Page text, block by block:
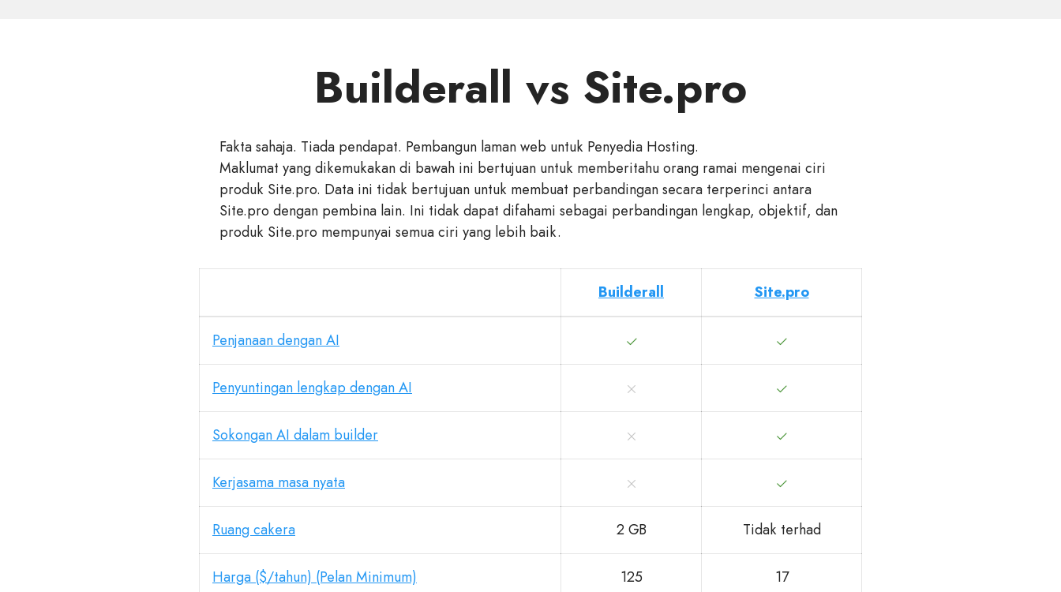
Builderall vs Site.pro
Fakta sahaja. Tiada pendapat. Pembangun laman web untuk Penyedia Hosting.
Maklumat yang dikemukakan di bawah ini bertujuan untuk memberitahu orang ramai mengenai ciri
produk Site.pro. Data ini tidak bertujuan untuk membuat perbandingan secara terperinci antara
Site.pro dengan pembina lain. Ini tidak dapat difahami sebagai perbandingan lengkap, objektif, dan
produk Site.pro mempunyai semua ciri yang lebih baik.
Builderall Site.pro
Penjanaan dengan AI
Penyuntingan lengkap dengan AI
Sokongan AI dalam builder
Kerjasama masa nyata
Ruang cakera 2 GB Tidak terhad
Harga ($/tahun) (Pelan Minimum) 125 17